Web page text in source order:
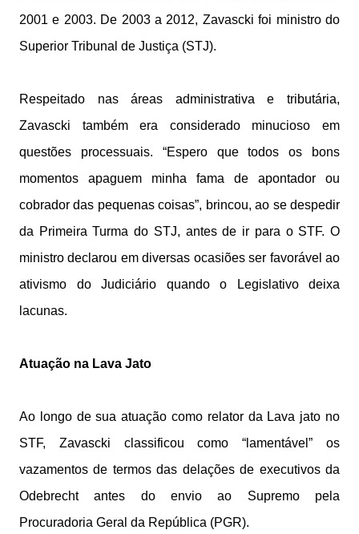
2001 e 2003. De 2003 a 2012, Zavascki foi ministro do
Superior Tribunal de Justiça (STJ).
Respeitado nas áreas administrativa e tributária,
Zavascki também era considerado minucioso em
questões processuais. “Espero que todos os bons
momentos apaguem minha fama de apontador ou
cobrador das pequenas coisas”, brincou, ao se despedir
da Primeira Turma do STJ, antes de ir para o STF. O
ministro declarou em diversas ocasiões ser favorável ao
ativismo do Judiciário quando o Legislativo deixa
lacunas.
Atuação na Lava Jato
Ao longo de sua atuação como relator da Lava jato no
STF, Zavascki classificou como “lamentável” os
vazamentos de termos das delações de executivos da
Odebrecht antes do envio ao Supremo pela
Procuradoria Geral da República (PGR).